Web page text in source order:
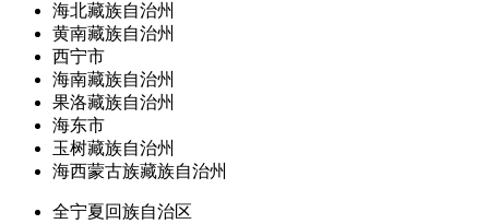
海北藏族自治州
黄南藏族自治州
西宁市
海南藏族自治州
果洛藏族自治州
海东市
玉树藏族自治州
海西蒙古族藏族自治州
全宁夏回族自治区